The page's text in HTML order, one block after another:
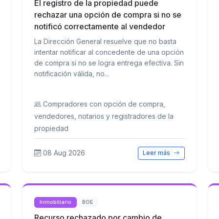
El registro de la propiedad puede
rechazar una opción de compra si no se
notificó correctamente al vendedor
La Dirección General resuelve que no basta
intentar notificar al concedente de una opción
de compra si no se logra entrega efectiva. Sin
notificación válida, no...
Compradores con opción de compra,
vendedores, notarios y registradores de la
propiedad
08 Aug 2026 Leer más
Inmobiliario BOE